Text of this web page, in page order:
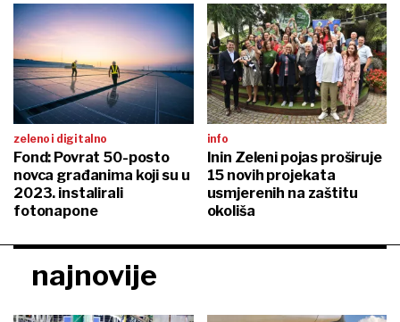
zeleno i digitalno
Fond: Povrat 50-posto
novca građanima koji su u
2023. instalirali
fotonapone
info
Inin Zeleni pojas proširuje
15 novih projekata
usmjerenih na zaštitu
okoliša
najnovije